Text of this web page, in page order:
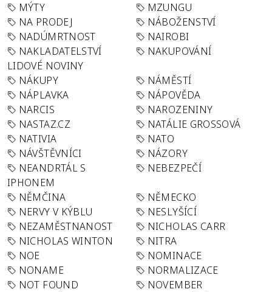
MÝTY
MZUNGU
NA PRODEJ
NÁBOŽENSTVÍ
NADÚMRTNOST
NAIROBI
NAKLADATELSTVÍ
LIDOVÉ NOVINY
NAKUPOVÁNÍ
NÁKUPY
NÁMĚSTÍ
NÁPLAVKA
NÁPOVĚDA
NARCIS
NAROZENINY
NASTAZ.CZ
NATÁLIE GROSSOVÁ
NATIVIA
NATO
NÁVŠTĚVNÍCI
NÁZORY
NEANDRTÁL S
IPHONEM
NEBEZPEČÍ
NĚMČINA
NĚMECKO
NERVY V KÝBLU
NESLYŠÍCÍ
NEZAMĚSTNANOST
NICHOLAS CARR
NICHOLAS WINTON
NITRA
NOE
NOMINACE
NONAME
NORMALIZACE
NOT FOUND
NOVEMBER